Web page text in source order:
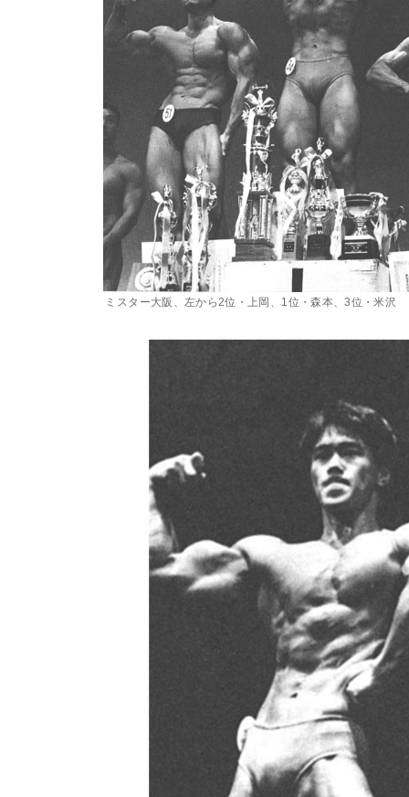
ミスター大阪、左から2位・上岡、1位・森本、3位・米沢